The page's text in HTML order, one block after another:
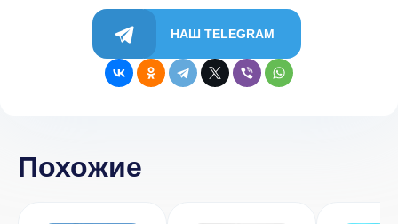
НАШ TELEGRAM
Похожие